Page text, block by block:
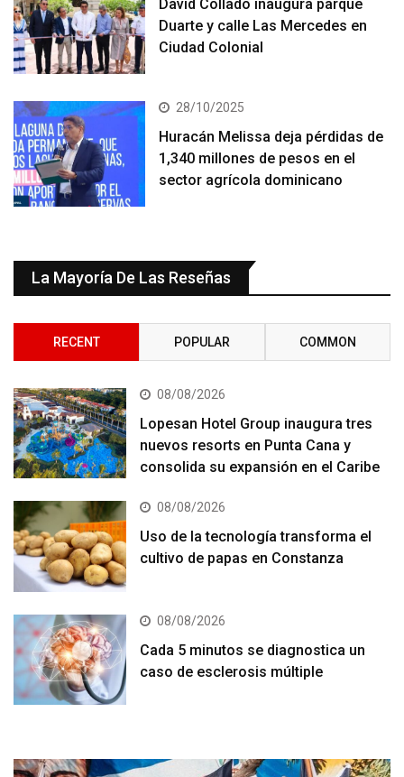
David Collado inaugura parque
Duarte y calle Las Mercedes en
Ciudad Colonial
28/10/2025
Huracán Melissa deja pérdidas de
1,340 millones de pesos en el
sector agrícola dominicano
La Mayoría De Las Reseñas
RECENT POPULAR COMMON
08/08/2026
Lopesan Hotel Group inaugura tres
nuevos resorts en Punta Cana y
consolida su expansión en el Caribe
08/08/2026
Uso de la tecnología transforma el
cultivo de papas en Constanza
08/08/2026
Cada 5 minutos se diagnostica un
caso de esclerosis múltiple